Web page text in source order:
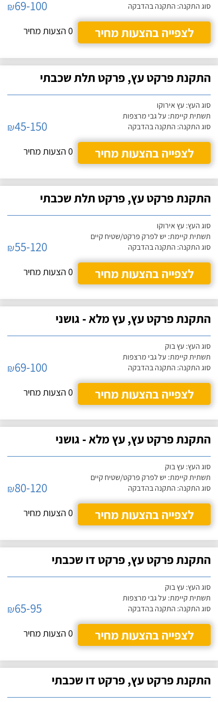
סוג התקנה: התקנה בהדבקה
₪69-100
לצפייה בהצעות מחיר
0 הצעות מחיר
התקנת פרקט עץ, פרקט תלת שכבתי
סוג העץ: עץ אירוקו
תשתית קיימת: על גבי מרצפות
סוג התקנה: התקנה בהדבקה
₪45-150
לצפייה בהצעות מחיר
0 הצעות מחיר
התקנת פרקט עץ, פרקט תלת שכבתי
סוג העץ: עץ אירוקו
תשתית קיימת: יש לפרק פרקט/שטיח קיים
סוג התקנה: התקנה בהדבקה
₪55-120
לצפייה בהצעות מחיר
0 הצעות מחיר
התקנת פרקט עץ, עץ מלא - גושני
סוג העץ: עץ בוק
תשתית קיימת: על גבי מרצפות
סוג התקנה: התקנה בהדבקה
₪69-100
לצפייה בהצעות מחיר
0 הצעות מחיר
התקנת פרקט עץ, עץ מלא - גושני
סוג העץ: עץ בוק
תשתית קיימת: יש לפרק פרקט/שטיח קיים
סוג התקנה: התקנה בהדבקה
₪80-120
לצפייה בהצעות מחיר
0 הצעות מחיר
התקנת פרקט עץ, פרקט דו שכבתי
סוג העץ: עץ בוק
תשתית קיימת: על גבי מרצפות
סוג התקנה: התקנה בהדבקה
₪65-95
לצפייה בהצעות מחיר
0 הצעות מחיר
התקנת פרקט עץ, פרקט דו שכבתי